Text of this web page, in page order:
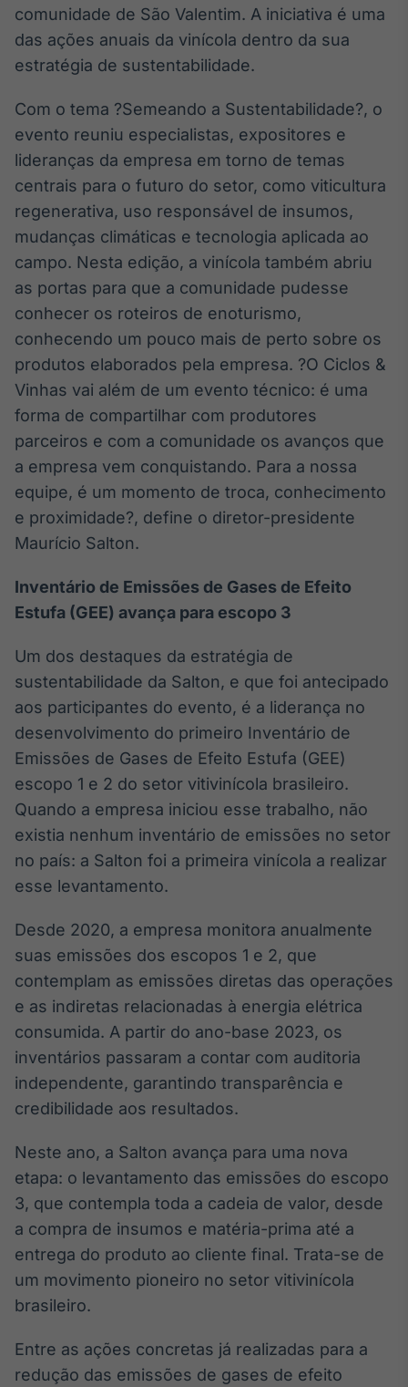
Broadcast
Datafeed
conteúdos e
dados
Ticker
Cotações e
headlines de
notícias
Broadcast
Widgets
para conteúdos e
funcionalidades
Broadcast
Wallboard
Conteúdos e
dados para
displays e telas
Broadcast
noticiosos
Soluções de
Tecnologia
Broadcast
Radar
inteligente de
notícias e
Broadcast
plataforma para
de investimento
no Brasil
IA
Em breve
Em breve
Gestão de
comunidade de São Valentim. A iniciativa é uma
das ações anuais da vinícola dentro da sua
estratégia de sustentabilidade.
Com o tema ?Semeando a Sustentabilidade?, o
evento reuniu especialistas, expositores e
lideranças da empresa em torno de temas
centrais para o futuro do setor, como viticultura
regenerativa, uso responsável de insumos,
mudanças climáticas e tecnologia aplicada ao
campo. Nesta edição, a vinícola também abriu
as portas para que a comunidade pudesse
conhecer os roteiros de enoturismo,
conhecendo um pouco mais de perto sobre os
produtos elaborados pela empresa. ?O Ciclos &
Vinhas vai além de um evento técnico: é uma
forma de compartilhar com produtores
parceiros e com a comunidade os avanços que
a empresa vem conquistando. Para a nossa
equipe, é um momento de troca, conhecimento
e proximidade?, define o diretor-presidente
Maurício Salton.
Inventário de Emissões de Gases de Efeito
Estufa (GEE) avança para escopo 3
Um dos destaques da estratégia de
sustentabilidade da Salton, e que foi antecipado
aos participantes do evento, é a liderança no
desenvolvimento do primeiro Inventário de
Emissões de Gases de Efeito Estufa (GEE)
escopo 1 e 2 do setor vitivinícola brasileiro.
Quando a empresa iniciou esse trabalho, não
existia nenhum inventário de emissões no setor
no país: a Salton foi a primeira vinícola a realizar
esse levantamento.
Desde 2020, a empresa monitora anualmente
suas emissões dos escopos 1 e 2, que
contemplam as emissões diretas das operações
e as indiretas relacionadas à energia elétrica
consumida. A partir do ano-base 2023, os
inventários passaram a contar com auditoria
independente, garantindo transparência e
credibilidade aos resultados.
Neste ano, a Salton avança para uma nova
etapa: o levantamento das emissões do escopo
3, que contempla toda a cadeia de valor, desde
a compra de insumos e matéria-prima até a
entrega do produto ao cliente final. Trata-se de
um movimento pioneiro no setor vitivinícola
brasileiro.
Entre as ações concretas já realizadas para a
redução das emissões de gases de efeito